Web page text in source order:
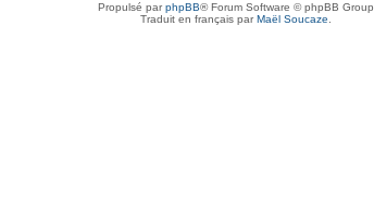
Propulsé parphpBB® Forum Software © phpBB Group
Traduit en français parMaël Soucaze